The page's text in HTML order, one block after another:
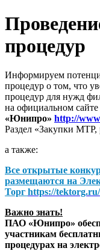
процедур
Информируем
процедур о том, что
процедур для нужд
на официальном
«Юнипро» http://
Раздел «Закупки МТР,
а также:
Все открытые
размещаются на
Торг https://tektorg.ru/
Важно знать!
ПАО «Юнипро»
участникам
процедурах на